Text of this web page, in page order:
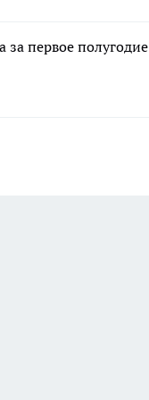
за первое полугодие